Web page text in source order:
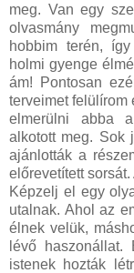
meg. Van egy
olvasmány
hobbim terén,
holmi gyenge
ám! Pontosan
terveimet felülírom
elmerülni abba
alkotott meg. Sok
ajánlották a
előrevetített
Képzelj el egy
utalnak. Ahol az
élnek velük,
lévő
istenek hozták